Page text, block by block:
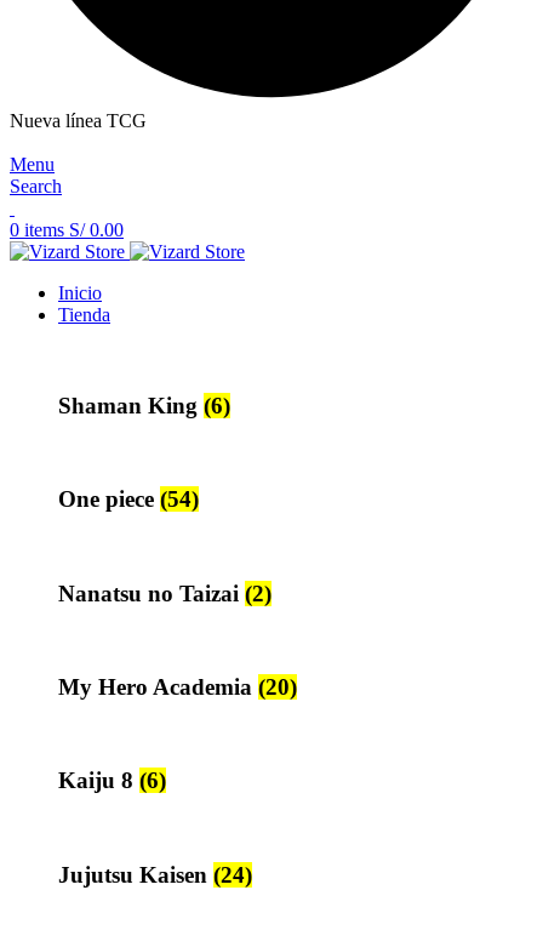
Nueva línea TCG
Menu
Search
0 items S/0.00
Inicio
Tienda
Shaman King (6)
One piece (54)
Nanatsu no Taizai (2)
My Hero Academia (20)
Kaiju 8 (6)
Jujutsu Kaisen (24)